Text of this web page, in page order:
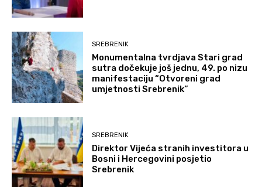
SREBRENIK
Monumentalna tvrdjava Stari grad
sutra dočekuje još jednu, 49. po nizu
manifestaciju “Otvoreni grad
umjetnosti Srebrenik”
SREBRENIK
Direktor Vijeća stranih investitora u
Bosni i Hercegovini posjetio
Srebrenik